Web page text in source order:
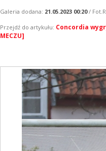
Galeria dodana: 21.05.2023 00:20/
Przejdź do artykułu: Concordia
MECZU]